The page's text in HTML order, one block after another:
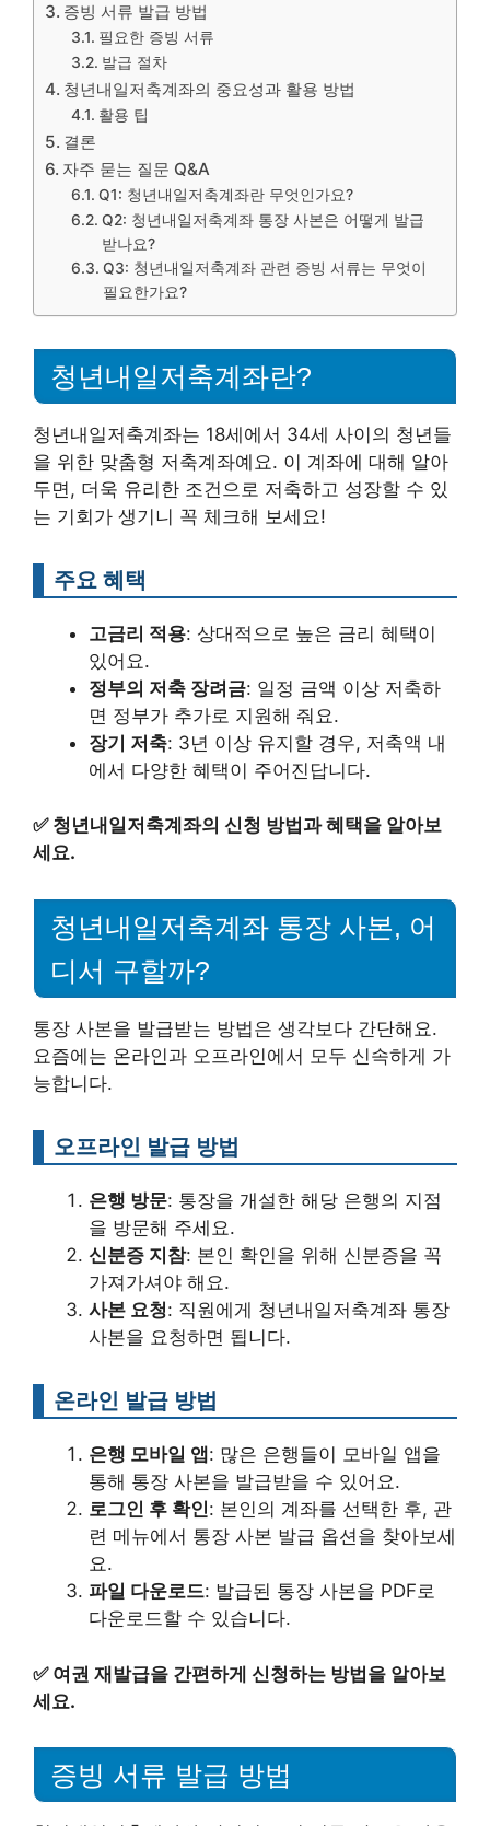
증빙 서류 발급 방법
필요한 증빙 서류
발급 절차
청년내일저축계좌의 중요성과 활용 방법
활용 팁
결론
자주 묻는 질문 Q&A
Q1: 청년내일저축계좌란 무엇인가요?
Q2: 청년내일저축계좌 통장 사본은 어떻게 발급
받나요?
Q3: 청년내일저축계좌 관련 증빙 서류는 무엇이
필요한가요?
청년내일저축계좌란?
청년내일저축계좌는 18세에서 34세 사이의 청년들
을 위한 맞춤형 저축계좌예요. 이 계좌에 대해 알아
두면, 더욱 유리한 조건으로 저축하고 성장할 수 있
는 기회가 생기니 꼭 체크해 보세요!
주요 혜택
고금리 적용: 상대적으로 높은 금리 혜택이
있어요.
정부의 저축 장려금: 일정 금액 이상 저축하
면 정부가 추가로 지원해 줘요.
장기 저축: 3년 이상 유지할 경우, 저축액 내
에서 다양한 혜택이 주어진답니다.
✅ 청년내일저축계좌의 신청 방법과 혜택을 알아보
세요.
청년내일저축계좌 통장 사본, 어
디서 구할까?
통장 사본을 발급받는 방법은 생각보다 간단해요.
요즘에는 온라인과 오프라인에서 모두 신속하게 가
능합니다.
오프라인 발급 방법
은행 방문: 통장을 개설한 해당 은행의 지점
을 방문해 주세요.
신분증 지참: 본인 확인을 위해 신분증을 꼭
가져가셔야 해요.
사본 요청: 직원에게 청년내일저축계좌 통장
사본을 요청하면 됩니다.
온라인 발급 방법
은행 모바일 앱 : 많은 은행들이 모바일 앱을
통해 통장 사본을 발급받을 수 있어요.
로그인 후 확인: 본인의 계좌를 선택한 후, 관
련 메뉴에서 통장 사본 발급 옵션을 찾아보세
요.
파일 다운로드: 발급된 통장 사본을 PDF로
다운로드할 수 있습니다.
✅ 여권 재발급을 간편하게 신청하는 방법을 알아보
세요.
증빙 서류 발급 방법